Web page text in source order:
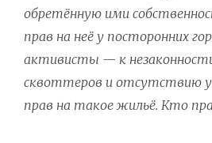
обретённую ими
прав на неё у посторонних
активисты — к
сквоттеров и отсутствию
прав на такое жильё. Кто